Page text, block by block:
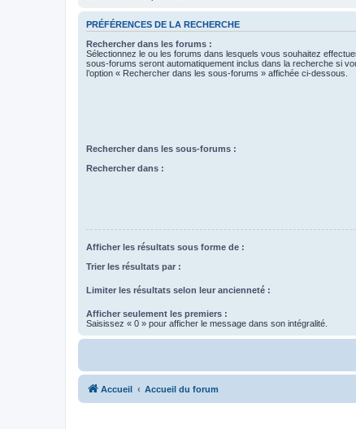
PRÉFÉRENCES DE LA RECHERCHE
Rechercher dans les forums :
Sélectionnez le ou les forums dans lesquels vous souhaitez
sous-forums seront automatiquement inclus dans la recherche si
l’option « Rechercher dans les sous-forums » affichée ci-dessous.
Rechercher dans les sous-forums :
Rechercher dans :
Afficher les résultats sous forme de :
Trier les résultats par :
Limiter les résultats selon leur ancienneté :
Afficher seulement les premiers :
Saisissez « 0 » pour afficher le message dans son intégralité.
Accueil Accueil du forum